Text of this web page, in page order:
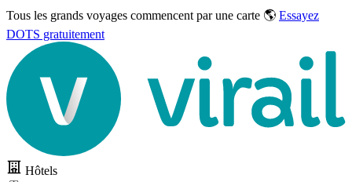
Tous les grands voyages commencent par une carte 🌎 Essayez
DOTS gratuitement
Hôtels